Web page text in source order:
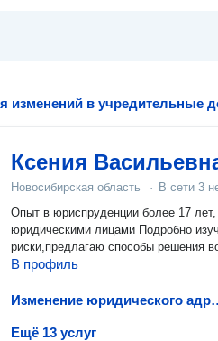
изменений в учредительные
Ксения
Новосибирская область · В сети 3
Опыт в юриспруденции более 17
юридическими лицами Подробно изучаю дела,указываю
риски,предлагаю способы решения
В профиль
Изменение
Ещё 13 услуг